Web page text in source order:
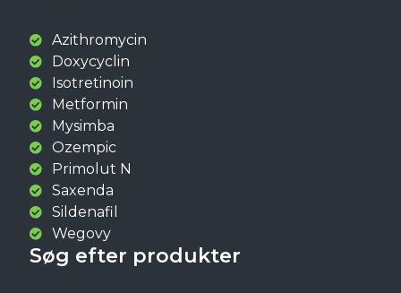
Azithromycin
Doxycyclin
Isotretinoin
Metformin
Mysimba
Ozempic
Primolut N
Saxenda
Sildenafil
Wegovy
Søg efter produkter